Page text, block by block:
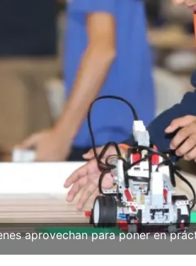
aprovechan para poner en